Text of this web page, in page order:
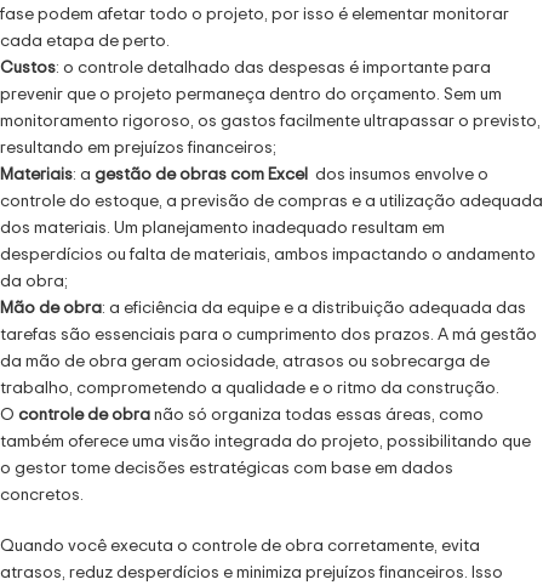
fase podem afetar todo o projeto, por isso é elementar monitorar
cada etapa de perto.
Custos: o controle detalhado das despesas é importante para
prevenir que o projeto permaneça dentro do orçamento. Sem um
monitoramento rigoroso, os gastos facilmente ultrapassar o previsto,
resultando em prejuízos financeiros;
Materiais: a gestão de obras com Excel dos insumos envolve o
controle do estoque, a previsão de compras e a utilização adequada
dos materiais. Um planejamento inadequado resultam em
desperdícios ou falta de materiais, ambos impactando o andamento
da obra;
Mão de obra: a eficiência da equipe e a distribuição adequada das
tarefas são essenciais para o cumprimento dos prazos. A má gestão
da mão de obra geram ociosidade, atrasos ou sobrecarga de
trabalho, comprometendo a qualidade e o ritmo da construção.
O controle de obranão só organiza todas essas áreas, como
também oferece uma visão integrada do projeto, possibilitando que
o gestor tome decisões estratégicas com base em dados
concretos.
Quando você executa o controle de obra corretamente, evita
atrasos, reduz desperdícios e minimiza prejuízos financeiros. Isso